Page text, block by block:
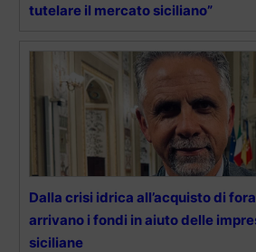
tutelare il mercato siciliano”
Dalla crisi idrica all’acquisto di
arrivano i fondi in aiuto delle
siciliane